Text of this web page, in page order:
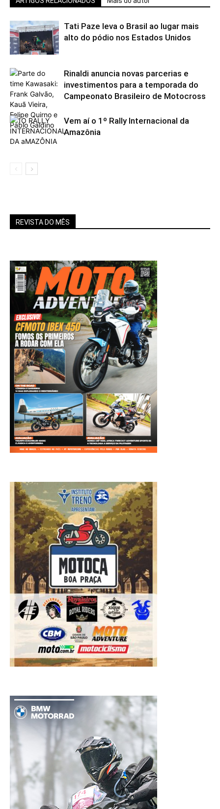
Tati Paze leva o Brasil ao lugar mais
alto do pódio nos Estados Unidos
Rinaldi anuncia novas parcerias e
investimentos para a temporada do
Campeonato Brasileiro de Motocross
Vem aí o 1º Rally Internacional da
Amazônia
REVISTA DO MÊS